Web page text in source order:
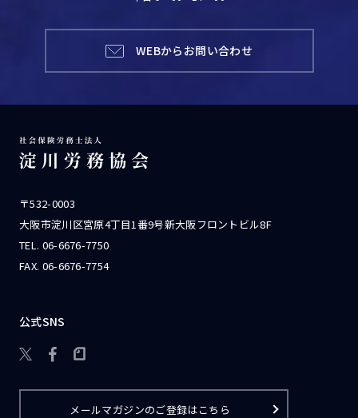
WEBからお問い合わせ
〒532-0003
大阪市淀川区宮原4丁目1番9号新大阪フロントビル8F
TEL. 06-6676-7750
FAX. 06-6676-7754
公式SNS

メールマガジンのご登録はこちら